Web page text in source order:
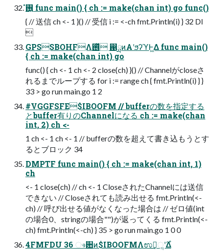
࢖͍ํ func main() { ch := make(chan int) go func()
{ // 送信 ch <- 1 }() // 受信 i := <-ch fmt.Println(i) } 32 DI

GPSSBOHFΛ࢖ͬͯ ഑ྻͷΑ͏ʹϧʔϓͰ͖Δ func main()
{ ch := make(chan int) go
func() { ch <- 1 ch <- 2 close(ch) }() // Channelがcloseさ
れるまでループする for i := range ch { fmt.Println(i) } }
33 > go run main.go 1 2
#VGGFSFE$IBOOFM // bufferの数を指定する
とbuffer有りのChannelになる ch := make(chan
int, 2) ch <-
1 ch <- 1 ch <- 1 // bufferの数を超えて書き込もうとす
るとブロック 34
DMPTF func main() { ch := make(chan int, 1)
ch
<- 1 close(ch) // ch <- 1 CloseされたChannelには送信
できない // Closeされても読み出せる fmt.Println(<-
ch) // 呼び出せる値がなくなった場合は // ゼロ値(int
の場合0、stringの場合"")が返ってくる fmt.Println(<-
ch) fmt.Println(<-ch) } 35 > go run main.go 1 0 0
4FMFDU 36 ෳ਺ͷ$IBOOFMΛಉ࣌ʹૢ࡞͢Δ